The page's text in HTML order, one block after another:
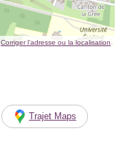
Corriger l’adresse ou la localisation
Trajet Maps